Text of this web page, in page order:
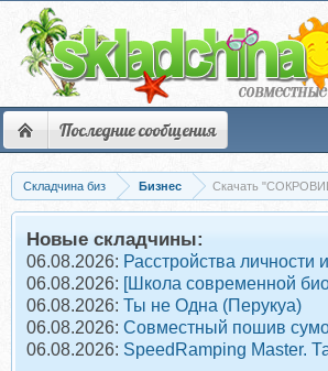
Последние сообщения
Складчина биз Бизнес Скачать
Новые складчины:
06.08.2026: Расстройства личности
06.08.2026: [Школа современной
06.08.2026: Ты не Одна (Перукуа)
06.08.2026: Совместный пошив
06.08.2026: SpeedRamping Master.